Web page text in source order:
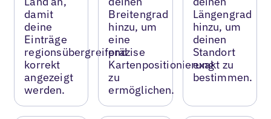
damit
deine
Einträge
regionsübergreifend
korrekt
angezeigt
werden.
Breitengrad
hinzu, um
eine
präzise
Kartenpositionierung
zu
ermöglichen.
Längengrad
hinzu, um
deinen
Standort
exakt zu
bestimmen.